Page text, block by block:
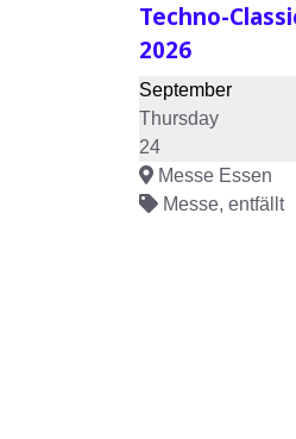
Techno-
2026
September
Thursday
24
Messe Essen
Messe, entfällt